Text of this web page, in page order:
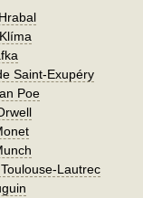
Saint-Exupéry
Poe
Lautrec